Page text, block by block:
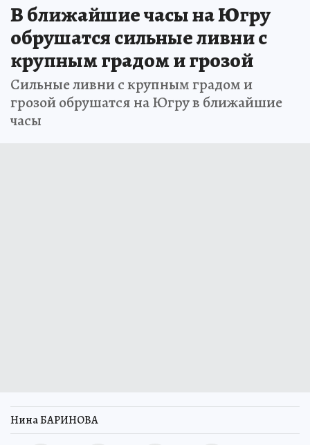
В ближайшие часы на Югру
обрушатся сильные ливни с
крупным градом и грозой
Сильные ливни с крупным градом и
грозой обрушатся на Югру в ближайшие
часы
Нина БАРИНОВА